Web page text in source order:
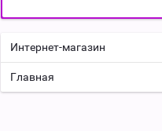
Интернет-магазин
Главная